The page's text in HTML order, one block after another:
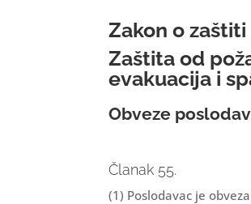
Zakon o
Zaštita od
evakuacija i
Obveze
Članak 55.
(1) Poslodavac je